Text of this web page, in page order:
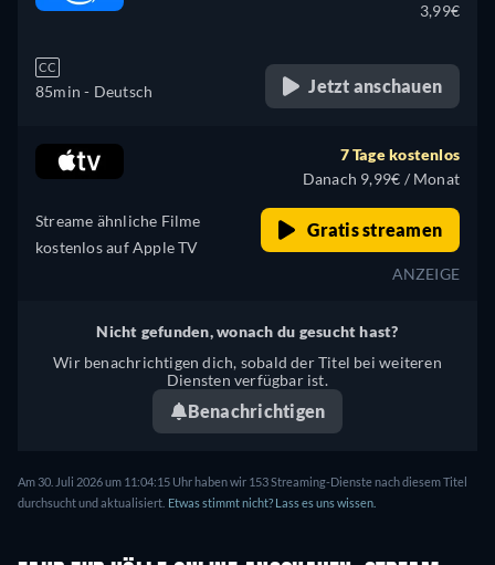
CC
85min - Deutsch
3,99€
Jetzt anschauen
Streame ähnliche Filme
kostenlos auf Apple TV
7 Tage kostenlos
Danach 9,99€ / Monat
Gratis streamen
ANZEIGE
Nicht gefunden, wonach du gesucht hast?
Wir benachrichtigen dich, sobald der Titel bei weiteren
Diensten verfügbar ist.
Benachrichtigen
Am 30. Juli 2026 um 11:04:15 Uhr haben wir 153 Streaming-Dienste nach diesem Titel
durchsucht und aktualisiert. Etwas stimmt nicht? Lass es uns wissen.